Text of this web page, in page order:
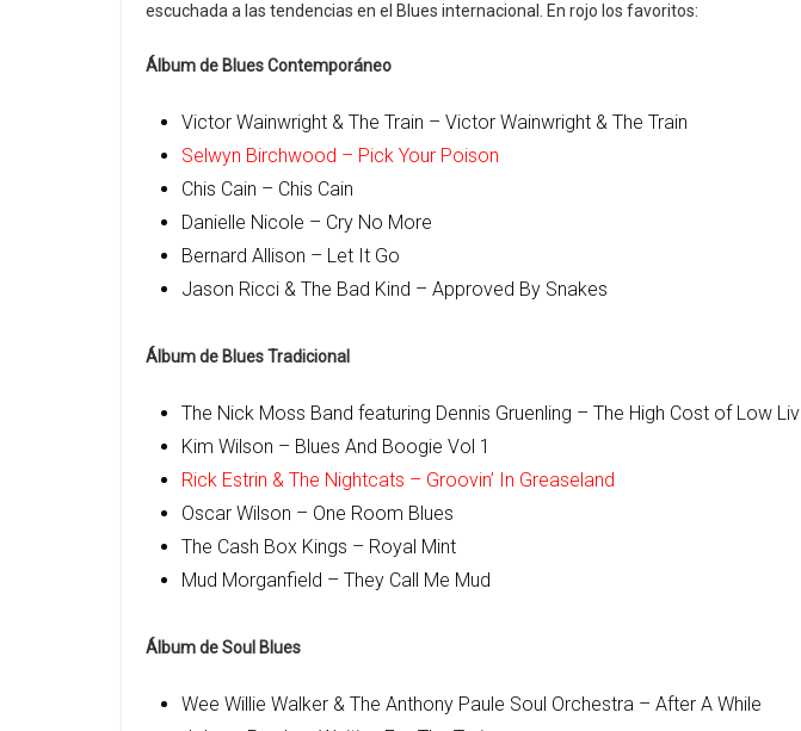
escuchada a las tendencias en el Blues internacional. En rojo los favoritos:
Álbum de Blues Contemporáneo
Victor Wainwright & The Train – Victor Wainwright & The Train
Selwyn Birchwood – Pick Your Poison
Chis Cain – Chis Cain
Danielle Nicole – Cry No More
Bernard Allison – Let It Go
Jason Ricci & The Bad Kind – Approved By Snakes
Álbum de Blues Tradicional
The Nick Moss Band featuring Dennis Gruenling – The High Cost of Low
Kim Wilson – Blues And Boogie Vol 1
Rick Estrin & The Nightcats – Groovin’ In Greaseland
Oscar Wilson – One Room Blues
The Cash Box Kings – Royal Mint
Mud Morganfield – They Call Me Mud
Álbum de Soul Blues
Wee Willie Walker & The Anthony Paule Soul Orchestra – After A While